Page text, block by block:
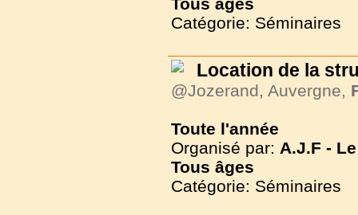
Catégorie: Séminaires
Location de la
@Jozerand, Auvergne,
Toute l'année
Organisé par: A.J.F -
Tous âges
Catégorie: Séminaires